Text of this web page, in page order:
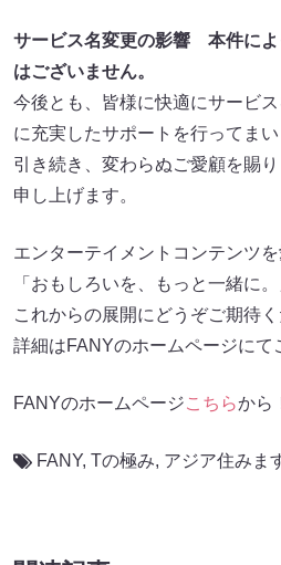
サービス名変更の影響 本件によ
はございません。
今後とも、皆様に快適にサービ
に充実したサポートを行ってまい
引き続き、変わらぬご愛顧を賜
申し上げます。
エンターテイメントコンテンツを
「おもしろいを、もっと一緒に
これからの展開にどうぞご期待く
詳細はFANYのホームページにて
FANYのホームページこちらから
FANY, Tの極み, アジア住みま